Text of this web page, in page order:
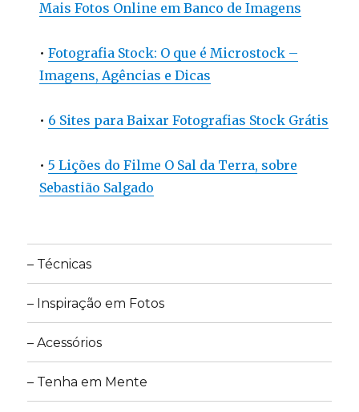
Mais Fotos Online em Banco de Imagens
•Fotografia Stock: O que é Microstock –
Imagens, Agências e Dicas
• 6 Sites para Baixar Fotografias Stock Grátis
•5 Lições do Filme O Sal da Terra, sobre
Sebastião Salgado
– Técnicas
– Inspiração em Fotos
– Acessórios
– Tenha em Mente